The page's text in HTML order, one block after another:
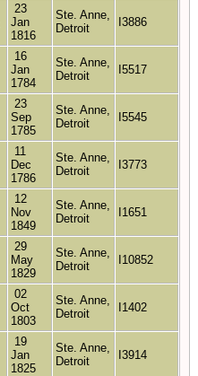
23
Jan
1816
Ste. Anne,
Detroit
I3886
16
Jan
1784
Ste. Anne,
Detroit
I5517
23
Sep
1785
Ste. Anne,
Detroit
I5545
11
Dec
1786
Ste. Anne,
Detroit
I3773
12
Nov
1849
Ste. Anne,
Detroit
I1651
29
May
1829
Ste. Anne,
Detroit
I10852
02
Oct
1803
Ste. Anne,
Detroit
I1402
19
Jan
1825
Ste. Anne,
Detroit
I3914